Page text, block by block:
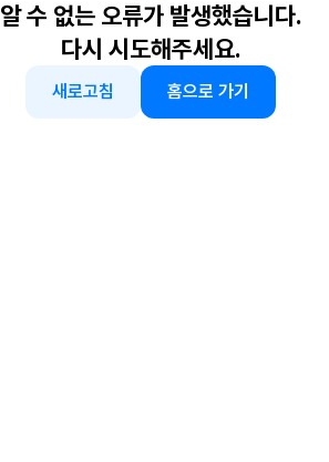
알 수 없는 오류가 발생했습니다.
다시 시도해주세요.
새로고침 홈으로 가기